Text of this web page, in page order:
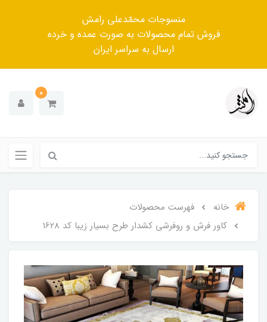
منسوجات محمّدعلی رامش
فروش تمام محصولات به صورت عمده و خرده
ارسال به سراسر ایران
0
خانه
فهرست محصولات
کاور فرش و روفرشی کشدار طرح بسیار زیبا کد 1628